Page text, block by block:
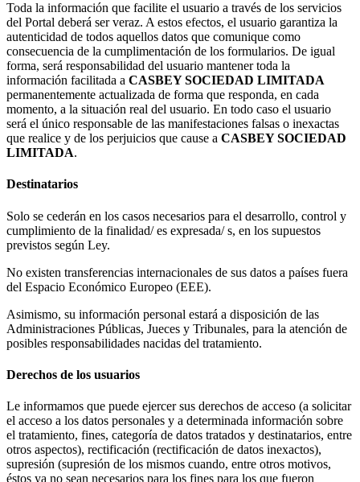
Toda la información que facilite el usuario a través de los servicios
del Portal deberá ser veraz. A estos efectos, el usuario garantiza la
autenticidad de todos aquellos datos que comunique como
consecuencia de la cumplimentación de los formularios. De igual
forma, será responsabilidad del usuario mantener toda la
información facilitada a CASBEY SOCIEDAD LIMITADA
permanentemente actualizada de forma que responda, en cada
momento, a la situación real del usuario. En todo caso el usuario
será el único responsable de las manifestaciones falsas o inexactas
que realice y de los perjuicios que cause a CASBEY SOCIEDAD
LIMITADA.
Destinatarios
Solo se cederán en los casos necesarios para el desarrollo, control y
cumplimiento de la finalidad/ es expresada/ s, en los supuestos
previstos según Ley.
No existen transferencias internacionales de sus datos a países fuera
del Espacio Económico Europeo (EEE).
Asimismo, su información personal estará a disposición de las
Administraciones Públicas, Jueces y Tribunales, para la atención de
posibles responsabilidades nacidas del tratamiento.
Derechos de los usuarios
Le informamos que puede ejercer sus derechos de acceso (a solicitar
el acceso a los datos personales y a determinada información sobre
el tratamiento, fines, categoría de datos tratados y destinatarios, entre
otros aspectos), rectificación (rectificación de datos inexactos),
supresión (supresión de los mismos cuando, entre otros motivos,
éstos ya no sean necesarios para los fines para los que fueron